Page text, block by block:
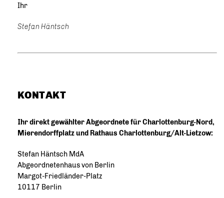
Ihr
Stefan Häntsch
KONTAKT
Ihr direkt gewählter Abgeordnete für Charlottenburg-Nord,
Mierendorffplatz und Rathaus Charlottenburg/Alt-Lietzow:
Stefan Häntsch MdA
Abgeordnetenhaus von Berlin
Margot-Friedländer-Platz
10117 Berlin